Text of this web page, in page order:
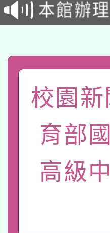
招)
暨閱讀
科技賦
礎課程
A3數位
pilot」
有關大
薪期間
轉知經
業技術
用水績
桃園市
開 智慧
2026年
本校
校園
育部
高級